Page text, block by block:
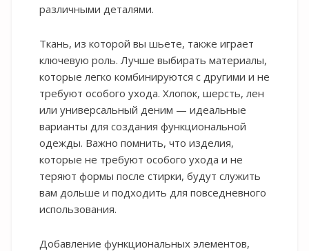
различными деталями.
Ткань, из которой вы шьете, также играет
ключевую роль. Лучше выбирать материалы,
которые легко комбинируются с другими и не
требуют особого ухода. Хлопок, шерсть, лен
или универсальный деним — идеальные
варианты для создания функциональной
одежды. Важно помнить, что изделия,
которые не требуют особого ухода и не
теряют формы после стирки, будут служить
вам дольше и подходить для повседневного
использования.
Добавление функциональных элементов,